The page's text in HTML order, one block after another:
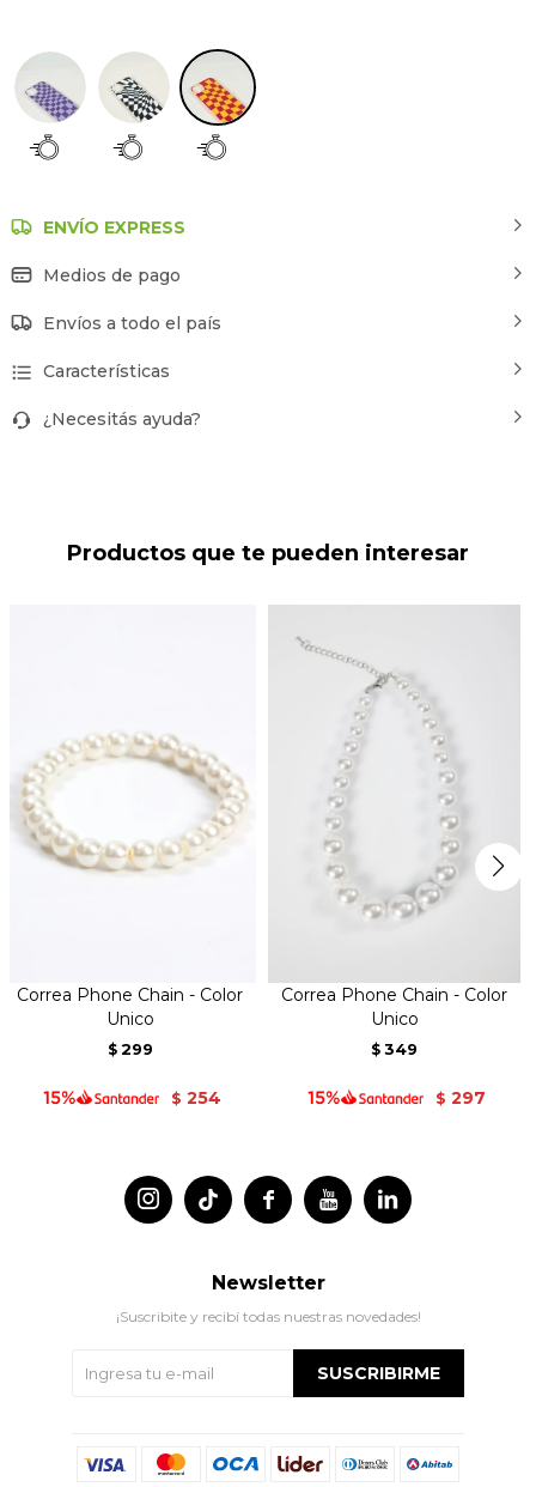
ENVÍO EXPRESS
Medios de pago
Envíos a todo el país
Características
¿Necesitás ayuda?
Productos que te pueden interesar
Correa Phone Chain - Color
Unico
$ 299
$ 254
Correa Phone Chain - Color
Unico
$ 349
$ 297
 
 
Newsletter
¡Suscribite y recibí todas nuestras novedades!
SUSCRIBIRME